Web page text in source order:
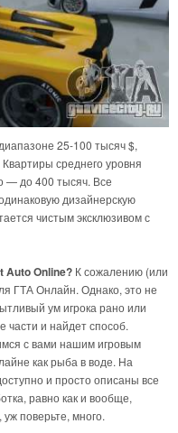
25-100 тысяч $,
среднего уровня
— до 400 тысяч. Все
дизайнерскую
чистым эксклюзивом с
Auto Online? К сожалению (или
ГТА Онлайн. Однако, это не
ум игрока рано или
части и найдет способ.
с вами нашим игровым
как рыба в воде. На
и просто описаны все
равно как и вообще,
поверьте, много.